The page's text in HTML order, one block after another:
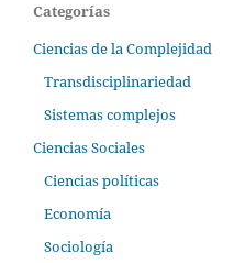
Categorías
Ciencias de la Complejidad
Transdisciplinariedad
Sistemas complejos
Ciencias Sociales
Ciencias políticas
Economía
Sociología